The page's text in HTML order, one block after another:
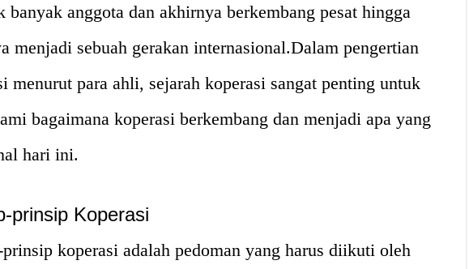
banyak anggota dan akhirnya berkembang pesat hingga
menjadi sebuah gerakan internasional.Dalam pengertian
menurut para ahli, sejarah koperasi sangat penting untuk
bagaimana koperasi berkembang dan menjadi apa yang
hari ini.
prinsip Koperasi
koperasi adalah pedoman yang harus diikuti oleh